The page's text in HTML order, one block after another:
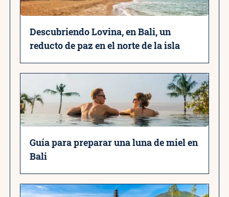
Descubriendo Lovina, en Bali, un
reducto de paz en el norte de la isla
Guía para preparar una luna de miel en
Bali